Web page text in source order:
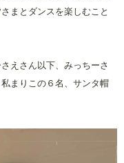
まとダンスを楽しむこと
えさん以下、みっちーさ
まりこの６名、サンタ帽